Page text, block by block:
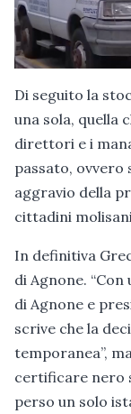
Di seguito la
una sola, quella
direttori e i
passato, ovvero
aggravio della
cittadini
In definitiva
di Agnone.
di Agnone e
scrive che la
temporanea”,
certificare nero
perso un solo